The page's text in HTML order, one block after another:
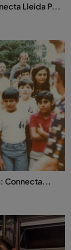
Lleida P...
Connecta...